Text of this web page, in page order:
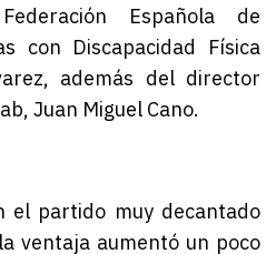
Española de
con Discapacidad Física
además del director
Juan Miguel Cano.
el partido muy decantado
ventaja aumentó un poco